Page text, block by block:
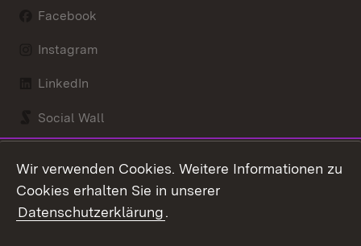
Facebook
Instagram
LinkedIn
Social Wall
Kontakt
Wir verwenden Cookies. Weitere Informationen zu
Cookies erhalten Sie in unserer
Datenschutzerklärung.